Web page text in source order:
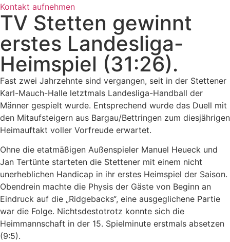
Kontakt aufnehmen
TV Stetten gewinnt
erstes Landesliga-
Heimspiel (31:26).
Fast zwei Jahrzehnte sind vergangen, seit in der Stettener
Karl-Mauch-Halle letztmals Landesliga-Handball der
Männer gespielt wurde. Entsprechend wurde das Duell mit
den Mitaufsteigern aus Bargau/Bettringen zum diesjährigen
Heimauftakt voller Vorfreude erwartet.
Ohne die etatmäßigen Außenspieler Manuel Heueck und
Jan Tertünte starteten die Stettener mit einem nicht
unerheblichen Handicap in ihr erstes Heimspiel der Saison.
Obendrein machte die Physis der Gäste von Beginn an
Eindruck auf die „Ridgebacks“, eine ausgeglichene Partie
war die Folge. Nichtsdestotrotz konnte sich die
Heimmannschaft in der 15. Spielminute erstmals absetzen
(9:5).